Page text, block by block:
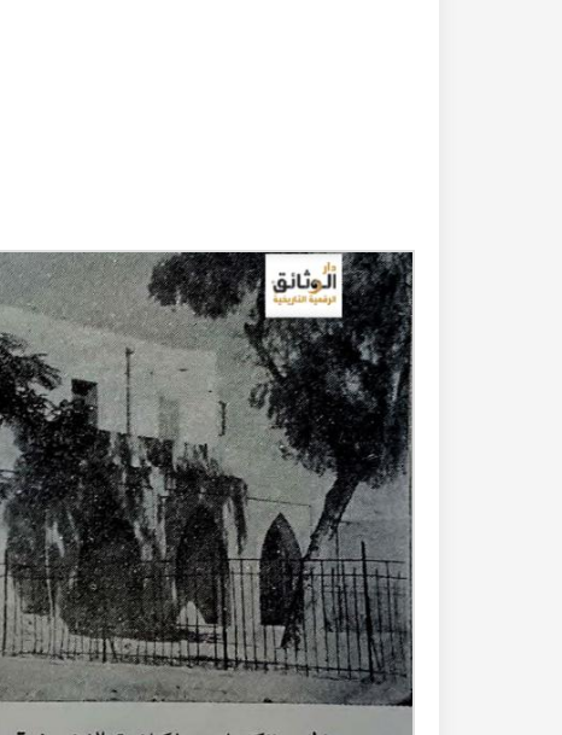
20-04-2020 182278 مشاهدة
كتاب نهر الذهب في تاريخ حلب - الاجزاء الثلاثة الطبعة
الأولى 1922م - كامل الغزي